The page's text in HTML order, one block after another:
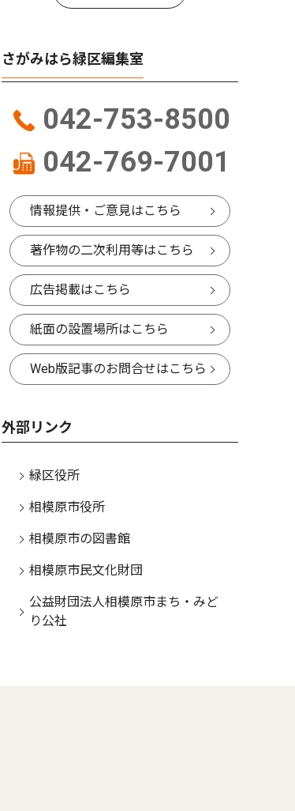
さがみはら緑区編集室
042-753-8500
042-769-7001
情報提供・ご意見はこちら
著作物の二次利用等はこちら
広告掲載はこちら
紙面の設置場所はこちら
Web版記事のお問合せはこちら
外部リンク
緑区役所
相模原市役所
相模原市の図書館
相模原市民文化財団
公益財団法人相模原市まち・みど
り公社